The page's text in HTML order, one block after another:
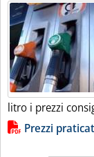
litro i prezzi
ListaPrezzi